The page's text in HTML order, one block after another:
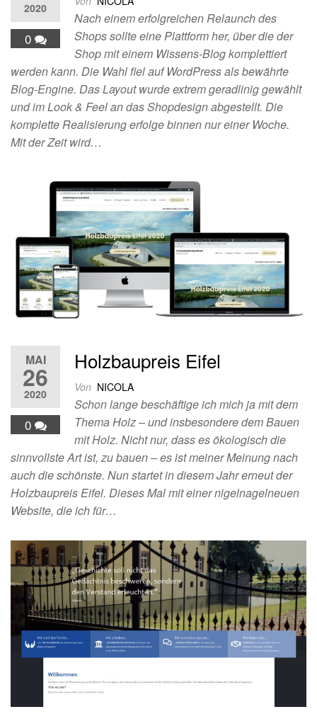
2020
0
Nach einem erfolgreichen Relaunch des
Shops sollte eine Plattform her, über die der
Shop mit einem Wissens-Blog komplettiert
werden kann. Die Wahl fiel auf WordPress als bewährte
Blog-Engine. Das Layout wurde extrem geradlinig gewählt
und im Look & Feel an das Shopdesign abgestellt. Die
komplette Realisierung erfolge binnen nur einer Woche.
Mit der Zeit wird…
MAI
26
2020
0
Holzbaupreis Eifel
Von NICOLA
Schon lange beschäftige ich mich ja mit dem
Thema Holz – und insbesondere dem Bauen
mit Holz. Nicht nur, dass es ökologisch die
sinnvollste Art ist, zu bauen – es ist meiner Meinung nach
auch die schönste. Nun startet in diesem Jahr erneut der
Holzbaupreis Eifel. Dieses Mal mit einer nigelnagelneuen
Website, die ich für…